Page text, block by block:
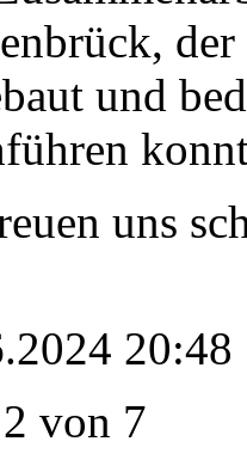
und
uns
20:48
von 7